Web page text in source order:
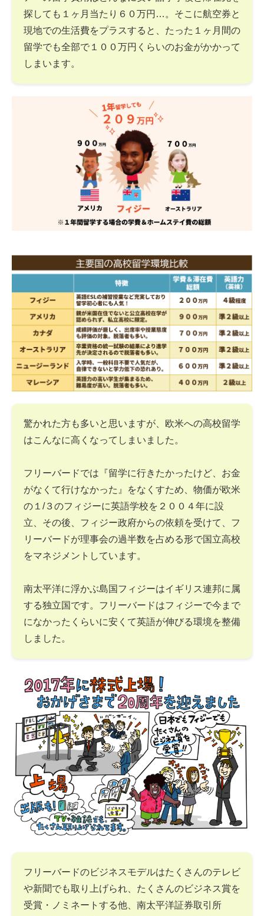
探しても１ヶ月当たり６０万円…。そこに航空券と
現地での生活費をプラスすると、たった１ヶ月間の
留学でも全部で１００万円くらいのお金がかかって
しまいます。
驚かれた方も多いと思いますが、欧米への高校留学
はこんなに高くなってしまいました。
フリーバードでは『留学に行きたかったけど、お金
がなくて行けなかった』をなくすため、物価が欧米
の１/３のフィジーに英語学校を２００４年に設
立、その後、フィジー政府からの依頼を受けて、フ
リーバードが理事会の過半数を占める形で国立高校
をマネジメントしています。
南太平洋に浮かぶ島国フィジーはイギリス連邦に属
する独立国です。フリーバードはフィジーで今まで
になかったくらいに安くて英語が伸びる環境を整備
しました。
フリーバードのビジネスモデルはたくさんのテレビ
や新聞でも取り上げられ、たくさんのビジネス賞を
受賞・ノミネートする他、南太平洋証券取引所